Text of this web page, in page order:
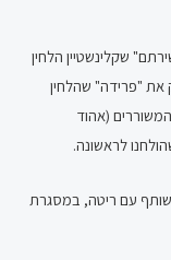
שקלינשטיין הלחין
את "פרידה" שהלחין
(אהוד
לראשונה.
ביוני 2021, במופע משותף עם ריטה, במסגרת